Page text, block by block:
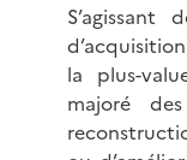
S’agissant
la plus-
majoré